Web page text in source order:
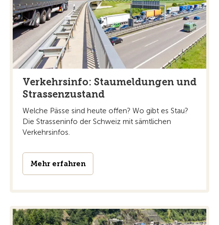
Verkehrsinfo: Staumeldungen und
Strassenzustand
Welche Pässe sind heute offen? Wo gibt es Stau?
Die Strasseninfo der Schweiz mit sämtlichen
Verkehrsinfos.
Mehr erfahren